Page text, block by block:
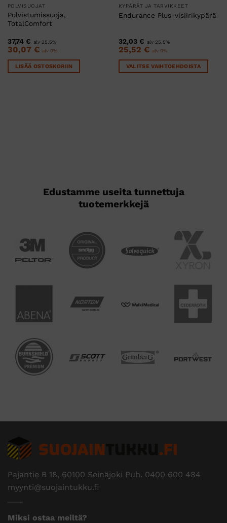
POLVISUOJAT
Polvistumissuoja,
TotalComfort
37,74 € alv 25,5%
30,07 € alv 0%
LISÄÄ OSTOSKORIIN
KYPÄRÄT JA TARVIKKEET
Endurance Plus-visiirikypärä
32,03 € alv 25,5%
25,52 € alv 0%
VALITSE VAIHTOEHDOISTA
Edustamme useita tunnettuja
tuotemerkkejä
Pajantie B 18, 60100 Seinäjoki Puh. 0400 600 484
myynti@suojaintukku.fi
Miksi ostaa meiltä?